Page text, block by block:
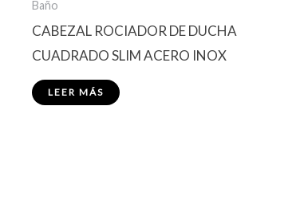
Baño
CABEZAL ROCIADOR DE DUCHA
CUADRADO SLIM ACERO INOX
LEER MÁS